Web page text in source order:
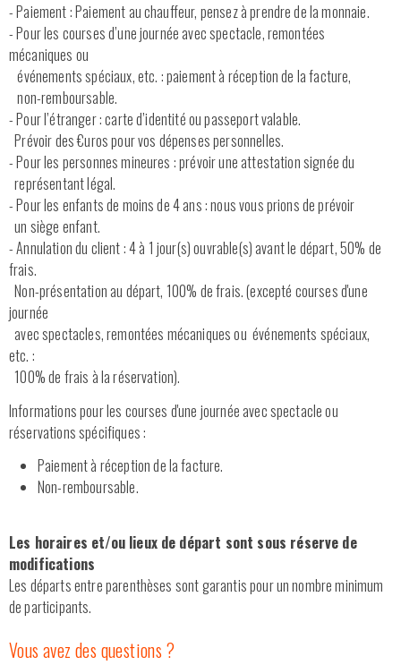
- Paiement : Paiement au chauffeur, pensez à prendre de la monnaie.
- Pour les courses d’une journée avec spectacle, remontées
mécaniques ou
événements spéciaux, etc. : paiement à réception de la facture,
non-remboursable.
- Pour l’étranger : carte d’identité ou passeport valable.
Prévoir des €uros pour vos dépenses personnelles.
- Pour les personnes mineures : prévoir une attestation signée du
représentant légal.
- Pour les enfants de moins de 4 ans : nous vous prions de prévoir
un siège enfant.
- Annulation du client : 4 à 1 jour(s) ouvrable(s) avant le départ, 50% de
frais.
Non-présentation au départ, 100% de frais. (excepté courses d'une
journée
avec spectacles, remontées mécaniques ou événements spéciaux,
etc. :
100% de frais à la réservation).
Informations pour les courses d'une journée avec spectacle ou
réservations spécifiques :
Paiement à réception de la facture.
Non-remboursable.
Les horaires et/ou lieux de départ sont sous réserve de
modifications
Les départs entre parenthèses sont garantis pour un nombre minimum
de participants.
Vous avez des questions ?